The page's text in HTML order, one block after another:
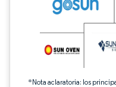
*Nota aclaratoria: los